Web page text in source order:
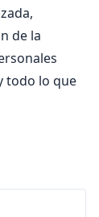
de la
todo lo que